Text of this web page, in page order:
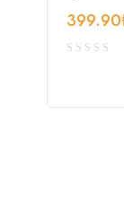
399.90